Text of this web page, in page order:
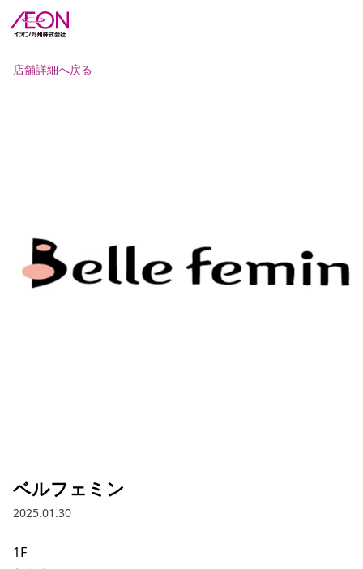
店舗詳細へ戻る
ベルフェミン
2025.01.30
1F